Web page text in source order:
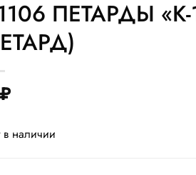
ПЕТАРДЫ
₽
в наличии